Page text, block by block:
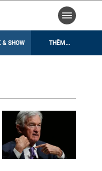
& SHOW THÊM...